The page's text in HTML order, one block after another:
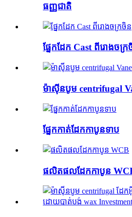
ធញ្ញជាតិ
ផ្នែកដែក Cast ពីរោងចក្រ
ម៉ាស៊ីនបូម centrifugal
ផ្នែកកាត់ដែកកាបូនទាប
ផលិតផលដែកកាបូន